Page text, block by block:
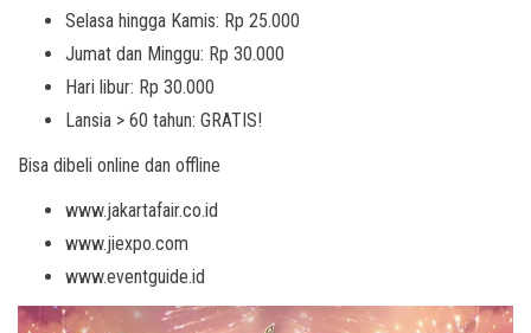
Selasa hingga Kamis: Rp 25.000
Jumat dan Minggu: Rp 30.000
Hari libur: Rp 30.000
Lansia > 60 tahun: GRATIS!
Bisa dibeli online dan offline
www.jakartafair.co.id
www.jiexpo.com
www.eventguide.id